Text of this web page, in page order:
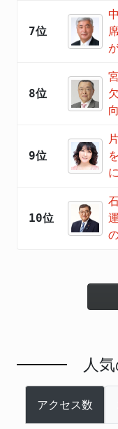
7位
8位
9位
10位
人
アクセス数